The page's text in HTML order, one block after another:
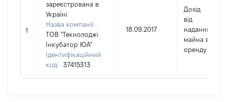
1
зареєстрована в
Україні
Назва компанії:
ТОВ "Текнолоджі
Інкубатор ЮА"
Ідентифікаційний
код:
37415313
18.09.2017
Дохід
від
надання
майна в
оренду